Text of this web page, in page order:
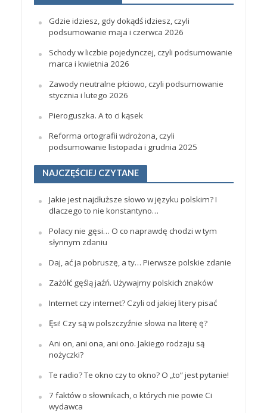
Gdzie idziesz, gdy dokądś idziesz, czyli
podsumowanie maja i czerwca 2026
Schody w liczbie pojedynczej, czyli podsumowanie
marca i kwietnia 2026
Zawody neutralne płciowo, czyli podsumowanie
stycznia i lutego 2026
Pieroguszka. A to ci kąsek
Reforma ortografii wdrożona, czyli
podsumowanie listopada i grudnia 2025
NAJCZĘŚCIEJ CZYTANE
Jakie jest najdłuższe słowo w języku polskim? I
dlaczego to nie konstantyno…
Polacy nie gęsi… O co naprawdę chodzi w tym
słynnym zdaniu
Daj, ać ja pobruszę, a ty… Pierwsze polskie zdanie
Zażółć gęślą jaźń. Używajmy polskich znaków
Internet czy internet? Czyli od jakiej litery pisać
Ęsi! Czy są w polszczyźnie słowa na literę ę?
Ani on, ani ona, ani ono. Jakiego rodzaju są
nożyczki?
Te radio? Te okno czy to okno? O „to” jest pytanie!
7 faktów o słownikach, o których nie powie Ci
wydawca